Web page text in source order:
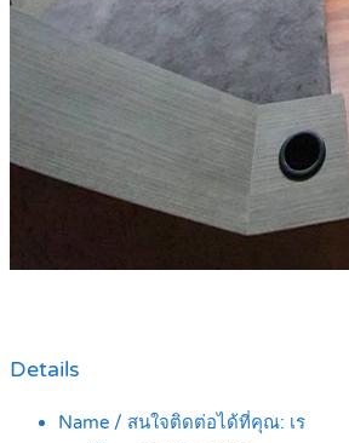
Details
Name / สนใจติดต่อได้ที่คุณ: เร